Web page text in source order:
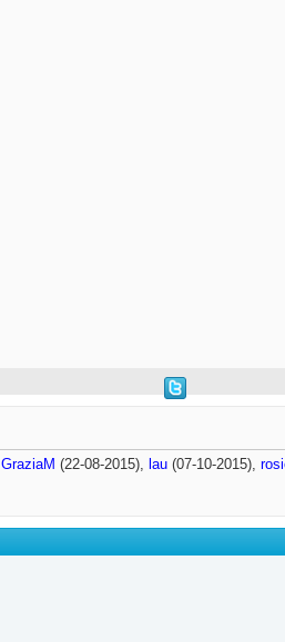
GraziaM (22-08-2015), lau (07-10-2015),